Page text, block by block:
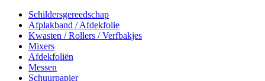
Schildersgereedschap
Afplakband / Afdekfolie
Kwasten / Rollers / Verfbakjes
Mixers
Afdekfoliën
Messen
Schuurpapier